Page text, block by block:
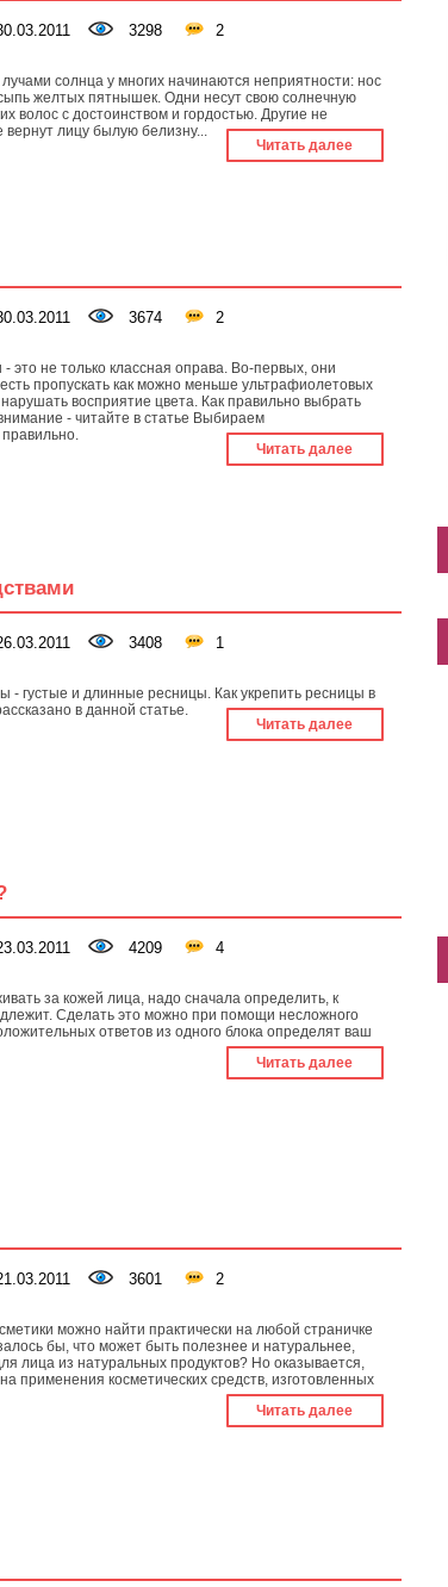
3298 2
солнца у многих начинаются неприятности: нос
желтых пятнышек. Одни несут свою солнечную
волос с достоинством и гордостью. Другие не
вернут лицу былую белизну...
Читать далее
3674 2
это не только классная оправа. Во-первых, они
пропускать как можно меньше ультрафиолетовых
восприятие цвета. Как правильно выбрать
- читайте в статье Выбираем
Читать далее
3408 1
- густые и длинные ресницы. Как укрепить ресницы в
в данной статье.
Читать далее
4209 4
за кожей лица, надо сначала определить, к
Сделать это можно при помощи несложного
ответов из одного блока определят ваш
Читать далее
3601 2
можно найти практически на любой страничке
бы, что может быть полезнее и натуральнее,
лица из натуральных продуктов? Но оказывается,
применения косметических средств, изготовленных
Читать далее